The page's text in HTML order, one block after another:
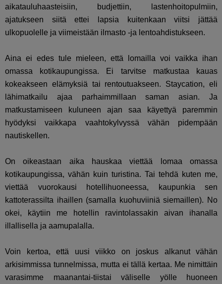
aikatauluhaasteisiin, budjettiin, lastenhoitopulmiin,
ajatukseen siitä ettei lapsia kuitenkaan viitsi jättää
ulkopuolelle ja viimeistään ilmasto -ja lentoahdistukseen.
Aina ei edes tule mieleen, että lomailla voi vaikka ihan
omassa kotikaupungissa. Ei tarvitse matkustaa kauas
kokeakseen elämyksiä tai rentoutuakseen. Staycation, eli
lähimatkailu ajaa parhaimmillaan saman asian. Ja
matkustamiseen kuluneen ajan saa käyettyä paremmin
hyödyksi vaikkapa vaahtokylvyssä vähän pidempään
nautiskellen.
On oikeastaan aika hauskaa viettää lomaa omassa
kotikaupungissa, vähän kuin turistina. Tai tehdä kuten me,
viettää vuorokausi hotellihuoneessa, kaupunkia sen
kattoterassilta ihaillen (samalla kuohuviiniä siemaillen). No
okei, käytiin me hotellin ravintolassakin aivan ihanalla
illallisella ja aamupalalla.
Voin kertoa, että uusi viikko on joskus alkanut vähän
arkisimmissa tunnelmissa, mutta ei tällä kertaa. Me nimittäin
varasimme maanantai-tiistai väliselle yölle huoneen